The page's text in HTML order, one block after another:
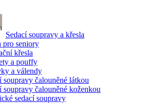
Sedací soupravy a křesla
pro seniory
křesla
a pouffy
a válendy
soupravy čalouněné látkou
soupravy čalouněné koženkou
sedací soupravy